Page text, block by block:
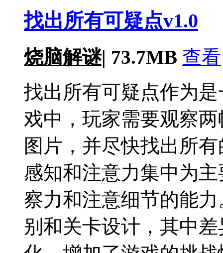
找出所有可疑点v1.0
烧脑解谜| 73.7MB 查看
找出所有可疑点作为
戏中，玩家需要观察
图片，并尽快找出所
感知和注意力集中为
察力和注意细节的能
别和关卡设计，其中